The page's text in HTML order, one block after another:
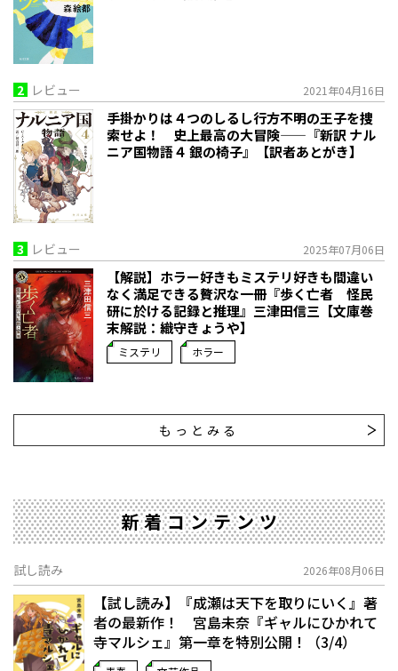
2 レビュー 2021年04月16日
手掛かりは４つのしるし――行方不明の王子を捜
索せよ！ 史上最高の大冒険——『新訳 ナル
ニア国物語４ 銀の椅子』【訳者あとがき】
3 レビュー 2025年07月06日
【解説】ホラー好きもミステリ好きも間違い
なく満足できる贅沢な一冊――『歩く亡者 怪民
研に於ける記録と推理』三津田信三【文庫巻
末解説：織守きょうや】
ミステリ ホラー
もっとみる
新着コンテンツ
試し読み 2026年08月06日
【試し読み】『成瀬は天下を取りにいく』著
者の最新作！ 宮島未奈『ギャルにひかれて
寺マルシェ』第一章を特別公開！（3/4）